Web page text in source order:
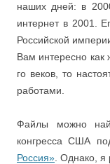
наших дней: в
интернет в 2001.
Российской
Вам интересно
го веков, то
работами.
Файлы можно
конгресса США
Россия» . Однако,